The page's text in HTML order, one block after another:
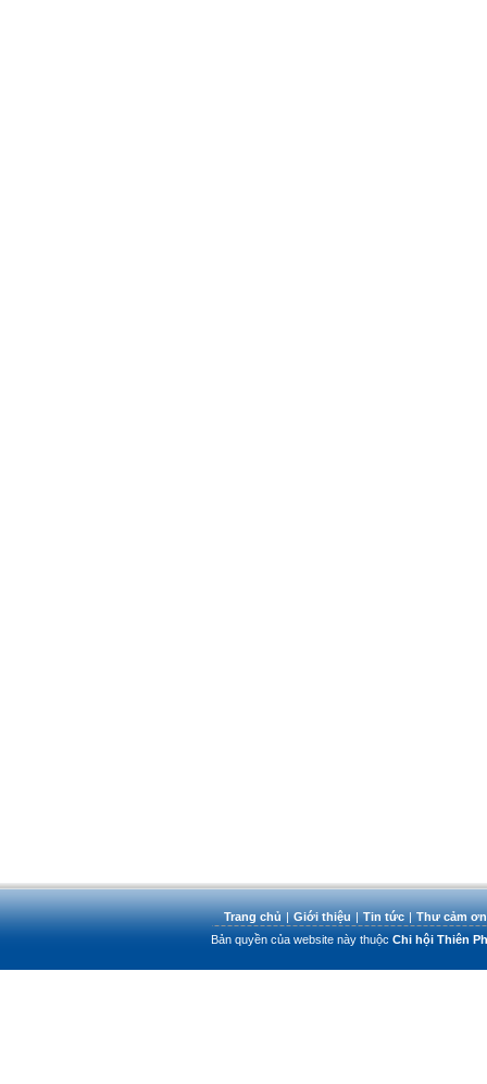
Trang chủ | Giới thiệu | Tin tức | Thư cảm ơn
Bản quyền của website này thuộcChi hội Thiên